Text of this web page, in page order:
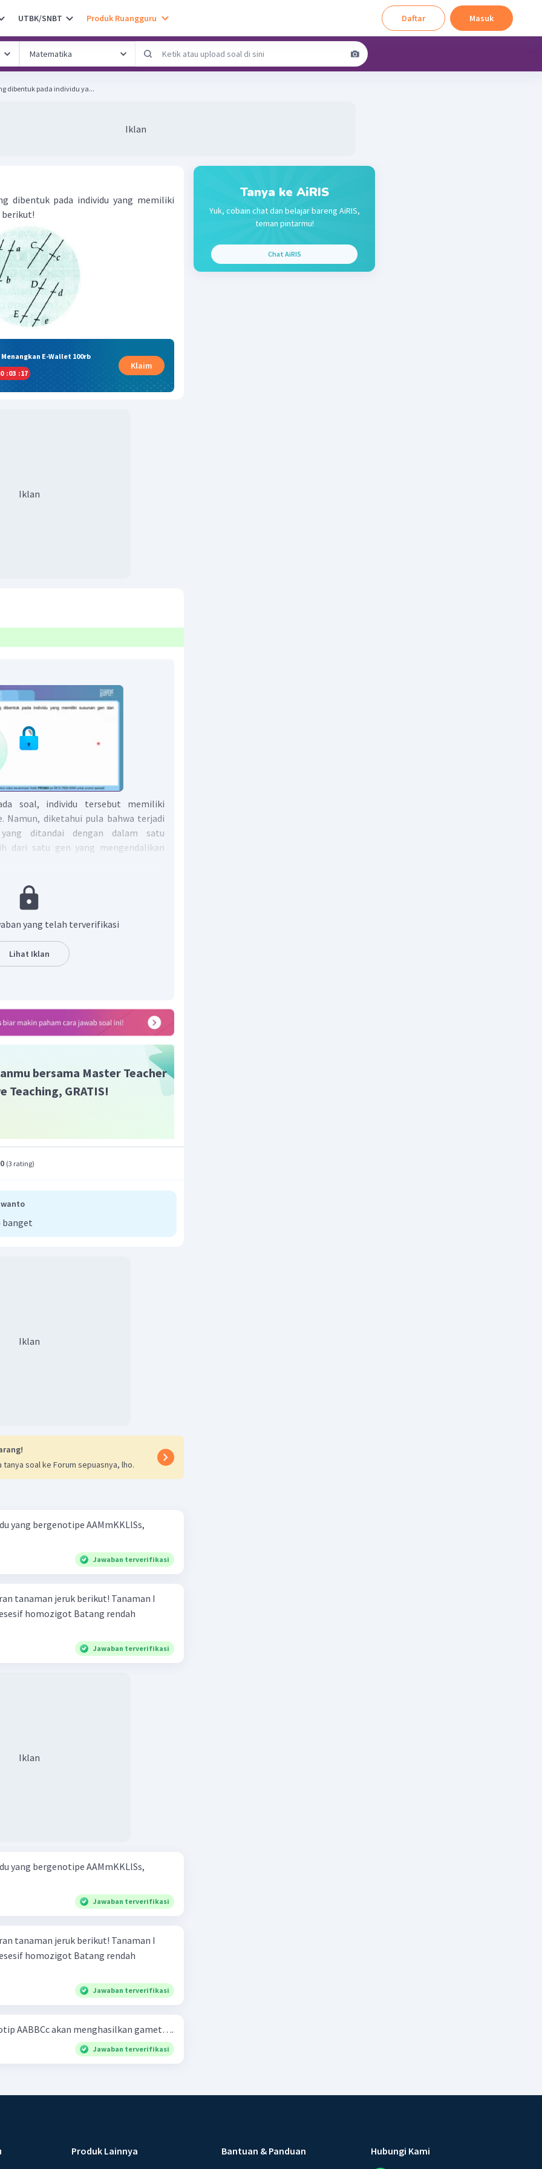
UTBK/SNBT Produk Ruangguru Daftar Masuk
dibentuk pada individu ya...
Iklan
dibentuk pada individu yang memiliki
berikut!
E-Wallet 100rb
:03 :16
Klaim
Iklan
soal, individu tersebut memiliki
Namun, diketahui pula bahwa terjadi
ditandai dengan dalam satu
dari satu gen yang mengendalikan
bebas.
gamet yang dibentuk pada individu
abcde, dan abCde.
yang telah terverifikasi
Lihat Iklan
bersama Master Teacher
Teaching, GRATIS!
(3 rating)
banget
Iklan
tanya soal ke Forum sepuasnya, lho.
yang bergenotipe AAMmKKLlSs,
Jawaban terverifikasi
jeruk berikut! Tanaman I
Jawaban terverifikasi
Iklan
yang bergenotipe AAMmKKLlSs,
Jawaban terverifikasi
jeruk berikut! Tanaman I
Jawaban terverifikasi
AABBCc akan menghasilkan gamet….
Jawaban terverifikasi
Tanya ke AiRIS
Yuk, cobain chat dan belajar bareng AiRIS,
teman pintarmu!
Chat AiRIS
Produk Lainnya Bantuan & Panduan Hubungi Kami